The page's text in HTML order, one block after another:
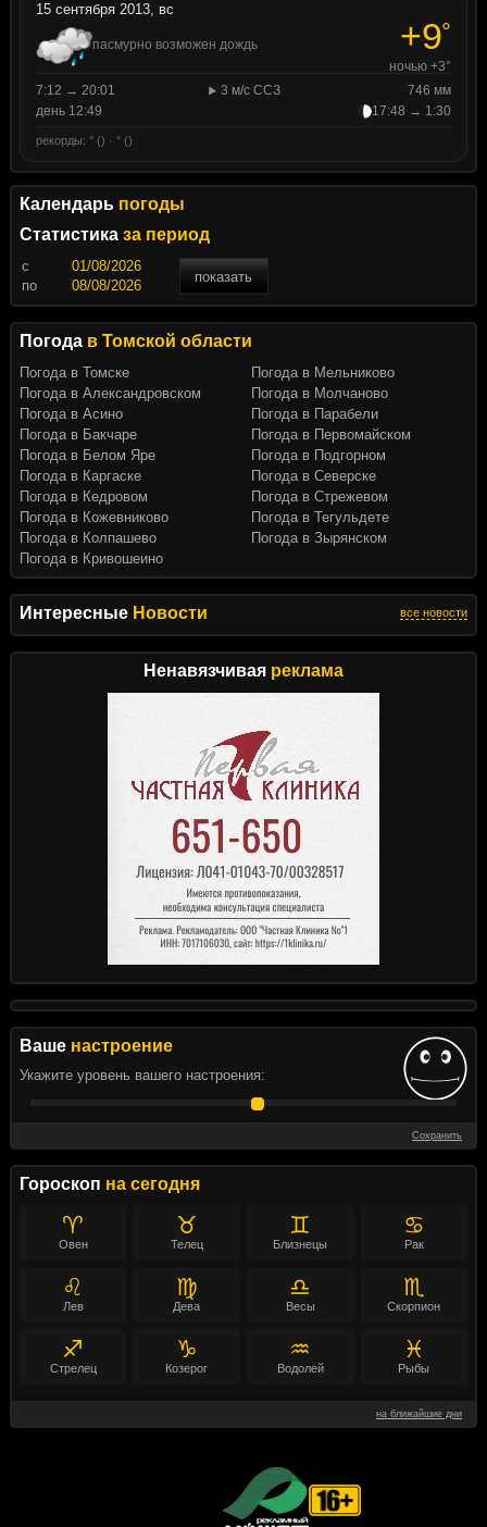
Интересные Новости все новости
Ненавязчивая реклама
Ваше настроение
Укажите уровень вашего настроения:
Сохранить
Гороскоп на сегодня
♈
Овен
♉
Телец
♊
Близнецы
♋
Рак
♌
Лев
♍
Дева
♎
Весы
♏
Скорпион
♐
Стрелец
♑
Козерог
♒
Водолей
♓
Рыбы
на ближайшие дни
15 сентября 2013, вс
пасмурно возможен дождь +9°
ночью +3°
7:12 → 20:01
3 м/с ССЗ
746 мм
день 12:49
17:48 → 1:30
рекорды: ° () · ° ()
Календарь погоды
Статистика за период
c
показать
по
Погода в Томской области
Погода в Томске
Погода в Александровском
Погода в Асино
Погода в Бакчаре
Погода в Белом Яре
Погода в Каргаске
Погода в Кедровом
Погода в Кожевниково
Погода в Колпашево
Погода в Кривошеино
Погода в Мельниково
Погода в Молчаново
Погода в Парабели
Погода в Первомайском
Погода в Подгорном
Погода в Северске
Погода в Стрежевом
Погода в Тегульдете
Погода в Зырянском